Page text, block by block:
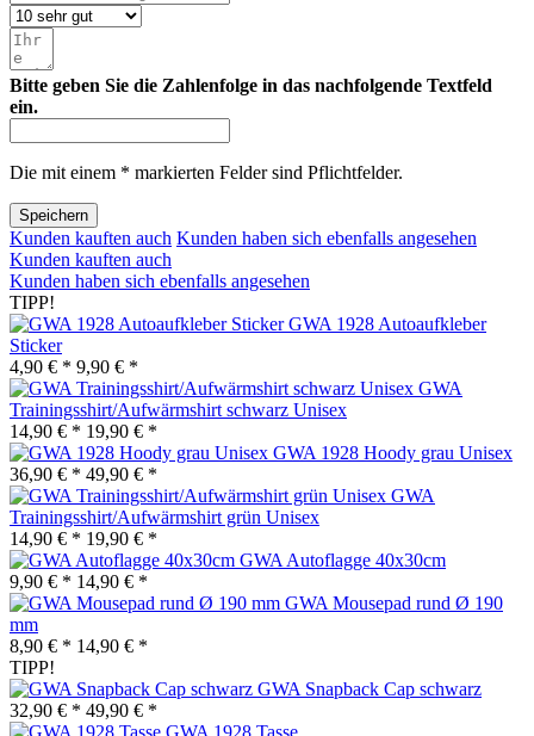
Bitte geben Sie die Zahlenfolge in das nachfolgende Textfeld
ein.
Die mit einem * markierten Felder sind Pflichtfelder.
Speichern
Kunden kauften auch Kunden haben sich ebenfalls angesehen
Kunden kauften auch
Kunden haben sich ebenfalls angesehen
TIPP!
GWA 1928 Autoaufkleber
Sticker
4,90 € * 9,90 € *
GWA
Trainingsshirt/Aufwärmshirt schwarz Unisex
14,90 € * 19,90 € *
GWA 1928 Hoody grau Unisex
36,90 € * 49,90 € *
GWA
Trainingsshirt/Aufwärmshirt grün Unisex
14,90 € * 19,90 € *
GWA Autoflagge 40x30cm
9,90 € * 14,90 € *
GWA Mousepad rund Ø 190
mm
8,90 € * 14,90 € *
TIPP!
GWA Snapback Cap schwarz
32,90 € * 49,90 € *
GWA 1928 Tasse